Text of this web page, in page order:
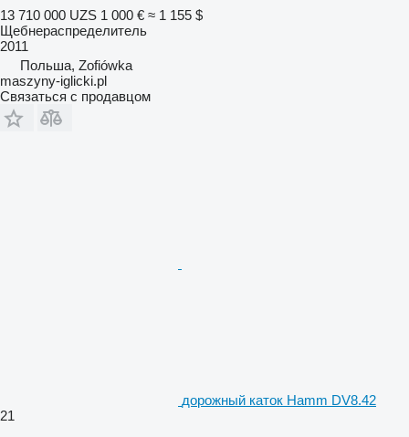
13 710 000 UZS 1 000 € ≈ 1 155 $
Щебнераспределитель
2011
Польша, Zofiówka
maszyny-iglicki.pl
Связаться с продавцом
дорожный каток Hamm DV8.42
21